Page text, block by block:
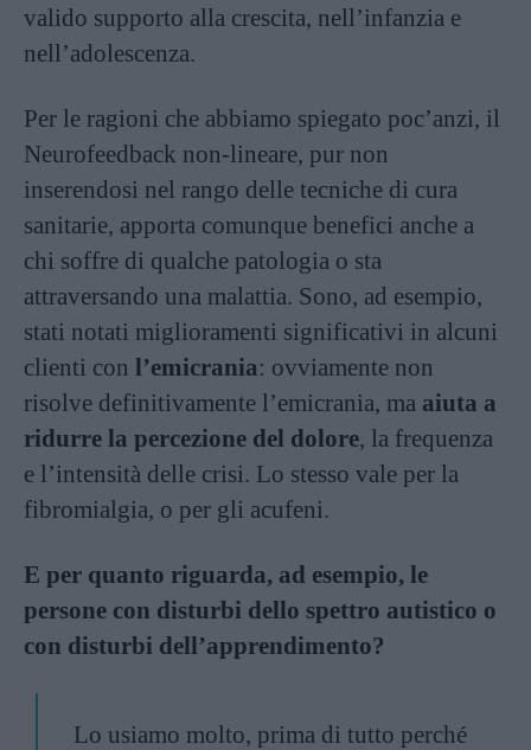
valido supporto alla crescita, nell’infanzia e
nell’adolescenza.
Per le ragioni che abbiamo spiegato poc’anzi, il
Neurofeedback non-lineare, pur non
inserendosi nel rango delle tecniche di cura
sanitarie, apporta comunque benefici anche a
chi soffre di qualche patologia o sta
attraversando una malattia. Sono, ad esempio,
stati notati miglioramenti significativi in alcuni
clienti con l’emicrania: ovviamente non
risolve definitivamente l’emicrania, ma aiuta a
ridurre la percezione del dolore, la frequenza
e l’intensità delle crisi. Lo stesso vale per la
fibromialgia, o per gli acufeni.
E per quanto riguarda, ad esempio, le
persone con disturbi dello spettro autistico o
con disturbi dell’apprendimento?
Lo usiamo molto, prima di tutto perché